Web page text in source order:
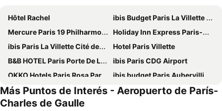
Hôtel Rachel
ibis Budget Paris La Villette 19ème
Mercure Paris 19 Philharmonie La Villette
Holiday Inn Express Paris-Canal De La Villette, An Ihg Hotel
ibis Paris La Villette Cité des Sciences 19ème
Hotel Paris Villette
B&B HOTEL Paris Porte De La Villette
ibis Paris CDG Airport
OKKO Hotels Paris Rosa Parks
ibis budget Paris Aubervilliers
Hilton Paris Charles de Gaulle Airport
Moxy Paris La Villette
H4 Wyndham Paris Pleyel
Más Puntos de Interés - Aeropuerto de París-
Charles de Gaulle